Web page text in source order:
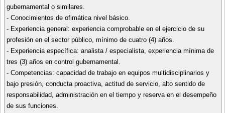
gubernamental o similares.
- Conocimientos de ofimática nivel básico.
- Experiencia general: experiencia comprobable en el ejercicio de su
profesión en el sector público, mínimo de cuatro (4) años.
- Experiencia específica: analista / especialista, experiencia mínima de
tres (3) años en control gubernamental.
- Competencias: capacidad de trabajo en equipos multidisciplinarios y
bajo presión, conducta proactiva, actitud de servicio, alto sentido de
responsabilidad, administración en el tiempo y reserva en el desempeño
de sus funciones.